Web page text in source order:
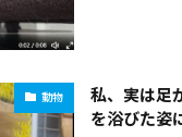
動物
私、実は足
を浴びた姿